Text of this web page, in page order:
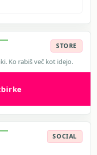
STORE
Ko rabiš več kot idejo.
SOCIAL